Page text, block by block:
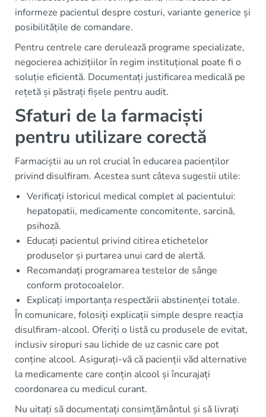
informeze pacientul despre costuri, variante generice și
posibilitățile de comandare.
Pentru centrele care derulează programe specializate,
negocierea achizițiilor în regim instituțional poate fi o
soluție eficientă. Documentați justificarea medicală pe
rețetă și păstrați fișele pentru audit.
Sfaturi de la farmaciști
pentru utilizare corectă
Farmaciștii au un rol crucial în educarea pacienților
privind disulfiram. Acestea sunt câteva sugestii utile:
Verificați istoricul medical complet al pacientului:
hepatopatii, medicamente concomitente, sarcină,
psihoză.
Educați pacientul privind citirea etichetelor
produselor și purtarea unui card de alertă.
Recomandați programarea testelor de sânge
conform protocoalelor.
Explicați importanța respectării abstinenței totale.
În comunicare, folosiți explicații simple despre reacția
disulfiram-alcool. Oferiți o listă cu produsele de evitat,
inclusiv siropuri sau lichide de uz casnic care pot
conține alcool. Asigurați-vă că pacienții văd alternative
la medicamente care conțin alcool și încurajați
coordonarea cu medicul curant.
Nu uitați să documentați consimțământul și să livrați